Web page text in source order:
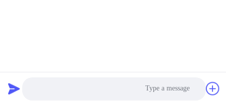
Structure Co., Ltd جميع الحقوق محفوظة